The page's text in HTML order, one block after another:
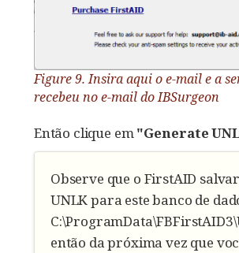
Figure 9. Insira aqui o e-mail e a
recebeu no e-mail do IBSurgeon
Então clique em"Generate
Observe que o FirstAID
UNLK para este banco de
então da próxima vez que